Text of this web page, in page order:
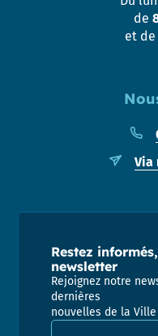
Via
de
et de
Restez
newsletter
Rejoignez notre
dernières
nouvelles de la
Adresse email